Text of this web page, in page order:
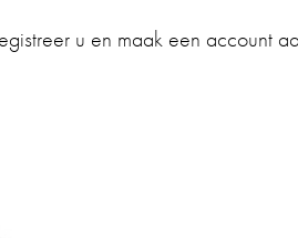
u en maak een account